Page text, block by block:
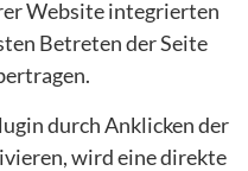
Website integrierten
Betreten der Seite
durch Anklicken der
wird eine direkte